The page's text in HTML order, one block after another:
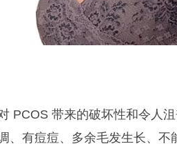
PCOS 带来的破坏性和令人
、有痘痘、多余毛发生长、